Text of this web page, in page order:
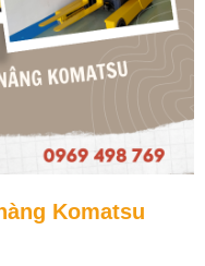
Komatsu